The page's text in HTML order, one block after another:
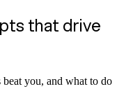
that drive
you, and what to do